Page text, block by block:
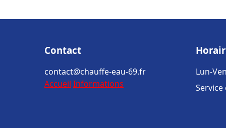
Contact
contact@chauffe-eau-69.fr
Accueil Informations
Lun-